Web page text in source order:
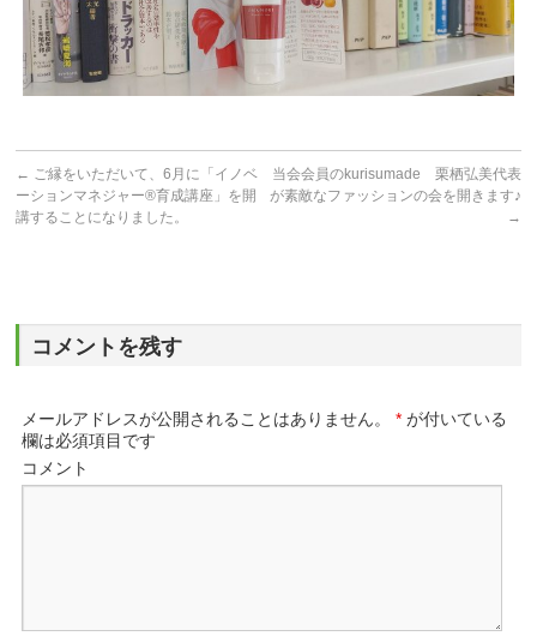
← ご縁をいただいて、6月に「イノベ
ーションマネジャー®育成講座」を開
講することになりました。
当会会員のkurisumade 栗栖弘美代表
が素敵なファッションの会を開きます♪
→
コメントを残す
メールアドレスが公開されることはありません。 * が付いている
欄は必須項目です
コメント